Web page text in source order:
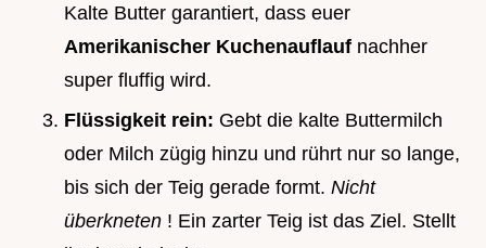
Kalte Butter garantiert, dass euer
Amerikanischer Kuchenauflauf nachher
super fluffig wird.
Flüssigkeit rein: Gebt die kalte Buttermilch
oder Milch zügig hinzu und rührt nur so lange,
bis sich der Teig gerade formt. Nicht
überkneten ! Ein zarter Teig ist das Ziel. Stellt